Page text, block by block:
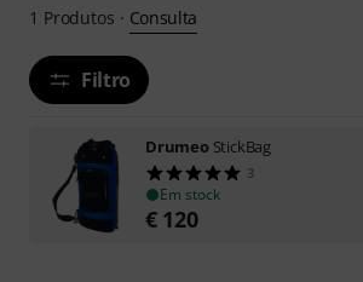
1 Produtos · Consulta
Filtro
Drumeo StickBag
3
Em stock
€ 120